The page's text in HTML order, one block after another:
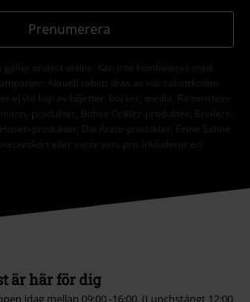
Prenumerera
gäller endast online. Kan inte kombineras med
Aktuell rabatt dras av när rabattkoden
ej vid köp av biljetter, böcker, media, Rammstein-
produkter, Böhse Onklez-produkter, Broilers-
produkter, Die Ärzte-produkter, Feine Sahne
eller varor vars pris inkluderar en
är här för dig